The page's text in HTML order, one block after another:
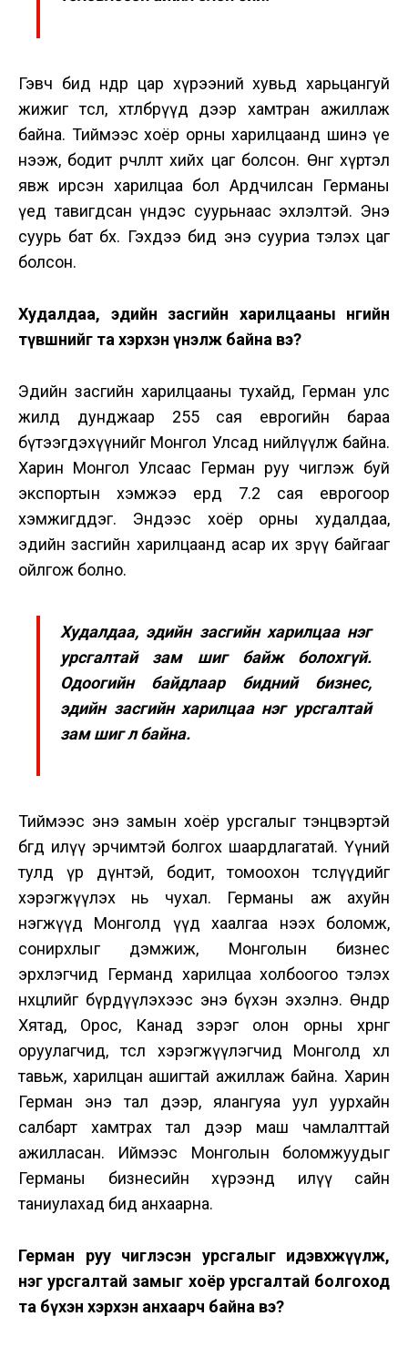
Гэвч бид өнөөдөр цар хүрээний хувьд харьцангуй
жижиг төсөл, хөтөлбөрүүд дээр хамтран ажиллаж
байна. Тиймээс хоёр орны харилцаанд шинэ үе
нээж, бодит өөрчлөлт хийх цаг болсон. Өнөөг хүртэл
явж ирсэн харилцаа бол Ардчилсан Германы
үед тавигдсан үндэс суурьнаас эхлэлтэй. Энэ
суурь бат бөх. Гэхдээ бид энэ сууриа тэлэх цаг
болсон.
Худалдаа, эдийн засгийн харилцааны өнөөгийн
түвшнийг та хэрхэн үнэлж байна вэ?
Эдийн засгийн харилцааны тухайд, Герман улс
жилд дунджаар 255 сая еврогийн бараа
бүтээгдэхүүнийг Монгол Улсад нийлүүлж байна.
Харин Монгол Улсаас Герман руу чиглэж буй
экспортын хэмжээ ердөө 7.2 сая еврогоор
хэмжигддэг. Эндээс хоёр орны худалдаа,
эдийн засгийн харилцаанд асар их зөрүү байгааг
ойлгож болно.
Худалдаа, эдийн засгийн харилцаа нэг
урсгалтай зам шиг байж болохгүй.
Одоогийн байдлаар бидний бизнес,
эдийн засгийн харилцаа нэг урсгалтай
зам шиг л байна.
Тиймээс энэ замын хоёр урсгалыг тэнцвэртэй
бөгөөд илүү эрчимтэй болгох шаардлагатай. Үүний
тулд үр дүнтэй, бодит, томоохон төслүүдийг
хэрэгжүүлэх нь чухал. Германы аж ахуйн
нэгжүүд Монголд үүд хаалгаа нээх боломж,
сонирхлыг дэмжиж, Монголын бизнес
эрхлэгчид Германд харилцаа холбоогоо тэлэх
нөхцөлийг бүрдүүлэхээс энэ бүхэн эхэлнэ. Өнөөдөр
Хятад, Орос, Канад зэрэг олон орны хөрөнгө
оруулагчид, төсөл хэрэгжүүлэгчид Монголд хөл
тавьж, харилцан ашигтай ажиллаж байна. Харин
Герман энэ тал дээр, ялангуяа уул уурхайн
салбарт хамтрах тал дээр маш чамлалттай
ажилласан. Иймээс Монголын боломжуудыг
Германы бизнесийн хүрээнд илүү сайн
таниулахад бид анхаарна.
Герман руу чиглэсэн урсгалыг идэвхжүүлж,
нэг урсгалтай замыг хоёр урсгалтай болгоход
та бүхэн хэрхэн анхаарч байна вэ?